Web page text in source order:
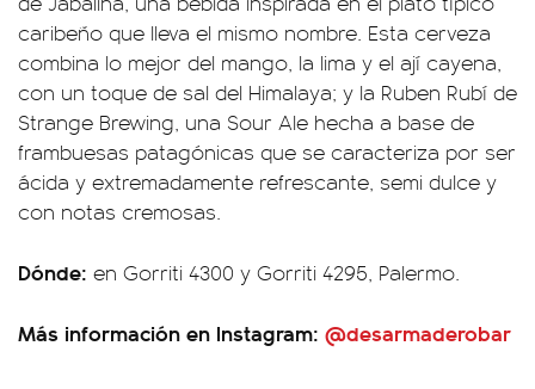
caribeño que lleva el mismo nombre. Esta cerveza
combina lo mejor del mango, la lima y el ají cayena,
con un toque de sal del Himalaya; y la Ruben Rubí de
Strange Brewing, una Sour Ale hecha a base de
frambuesas patagónicas que se caracteriza por ser
ácida y extremadamente refrescante, semi dulce y
con notas cremosas.
Dónde: en Gorriti 4300 y Gorriti 4295, Palermo.
Más información en Instagram: @desarmaderobar